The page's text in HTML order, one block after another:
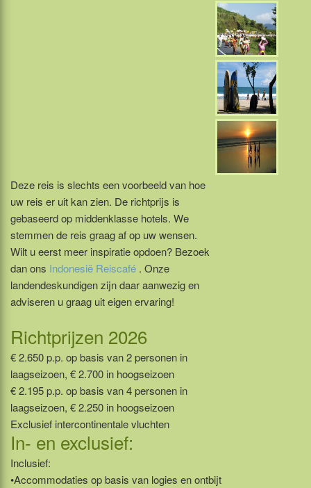
Deze reis is slechts een voorbeeld van hoe
uw reis er uit kan zien. De richtprijs is
gebaseerd op middenklasse hotels. We
stemmen de reis graag af op uw wensen.
Wilt u eerst meer inspiratie opdoen? Bezoek
dan ons Indonesië Reiscafé . Onze
landendeskundigen zijn daar aanwezig en
adviseren u graag uit eigen ervaring!
Richtprijzen 2026
€ 2.650 p.p. op basis van 2 personen in
laagseizoen, € 2.700 in hoogseizoen
€ 2.195 p.p. op basis van 4 personen in
laagseizoen, € 2.250 in hoogseizoen
Exclusief intercontinentale vluchten
In- en exclusief:
Inclusief:
•Accommodaties op basis van logies en ontbijt